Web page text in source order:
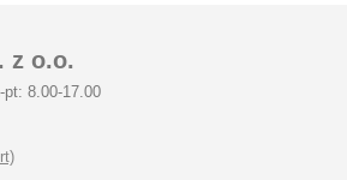
z o.o.
8.00-17.00